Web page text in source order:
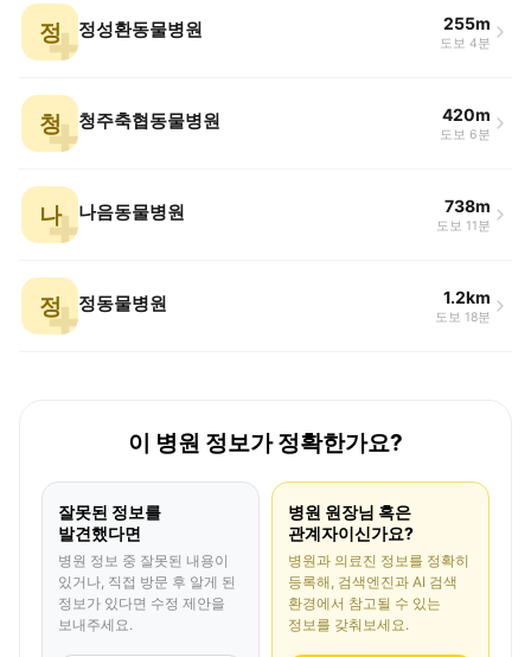
정 정성환동물병원 255m
도보 4분
청 청주축협동물병원 420m
도보 6분
나 나음동물병원 738m
도보 11분
정 정동물병원 1.2km
도보 18분
이 병원 정보가 정확한가요?
잘못된 정보를
발견했다면
병원 정보 중 잘못된 내용이
있거나, 직접 방문 후 알게 된
정보가 있다면 수정 제안을
보내주세요.
병원 원장님 혹은
관계자이신가요?
병원과 의료진 정보를 정확히
등록해, 검색엔진과 AI 검색
환경에서 참고될 수 있는
정보를 갖춰보세요.